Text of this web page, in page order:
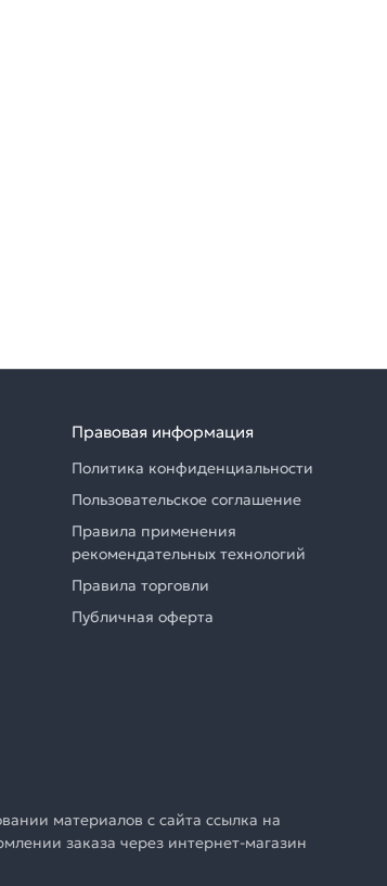
Правовая информация
Политика конфиденциальности
Пользовательское соглашение
Правила применения
рекомендательных технологий
Правила торговли
Публичная оферта
материалов с сайта ссылка на
заказа через интернет-магазин